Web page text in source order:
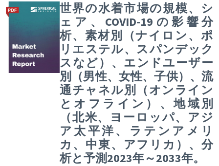
世界の水着市場の規模、シ
ェア、COVID-19の影響分
析、素材別（ナイロン、ポ
リエステル、スパンデック
スなど）、エンドユーザー
別（男性、女性、子供）、流
通チャネル別（オンライン
とオフライン）、地域別
（北米、ヨーロッパ、アジ
ア太平洋、ラテンアメリ
カ、中東、アフリカ）、分
析と予測2023年～2033年。